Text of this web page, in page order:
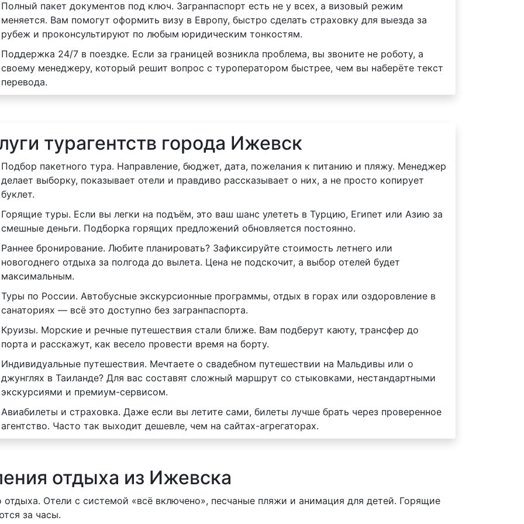
Полный пакет документов под ключ. Загранпаспорт есть не у всех, а визовый режим
меняется. Вам помогут оформить визу в Европу, быстро сделать страховку для выезда за
рубеж и проконсультируют по любым юридическим тонкостям.
Поддержка 24/7 в поездке. Если за границей возникла проблема, вы звоните не роботу, а
своему менеджеру, который решит вопрос с туроператором быстрее, чем вы наберёте текст
перевода.
турагентств города Ижевск
Подбор пакетного тура. Направление, бюджет, дата, пожелания к питанию и пляжу. Менеджер
делает выборку, показывает отели и правдиво рассказывает о них, а не просто копирует
буклет.
Горящие туры. Если вы легки на подъём, это ваш шанс улететь в Турцию, Египет или Азию за
смешные деньги. Подборка горящих предложений обновляется постоянно.
Раннее бронирование. Любите планировать? Зафиксируйте стоимость летнего или
новогоднего отдыха за полгода до вылета. Цена не подскочит, а выбор отелей будет
максимальным.
Туры по России. Автобусные экскурсионные программы, отдых в горах или оздоровление в
санаториях — всё это доступно без загранпаспорта.
Круизы. Морские и речные путешествия стали ближе. Вам подберут каюту, трансфер до
порта и расскажут, как весело провести время на борту.
Индивидуальные путешествия. Мечтаете о свадебном путешествии на Мальдивы или о
джунглях в Таиланде? Для вас составят сложный маршрут со стыковками, нестандартными
экскурсиями и премиум-сервисом.
Авиабилеты и страховка. Даже если вы летите сами, билеты лучше брать через проверенное
агентство. Часто так выходит дешевле, чем на сайтах-агрегаторах.
отдыха из Ижевска
отдыха. Отели с системой «всё включено», песчаные пляжи и анимация для детей. Горящие
за часы.